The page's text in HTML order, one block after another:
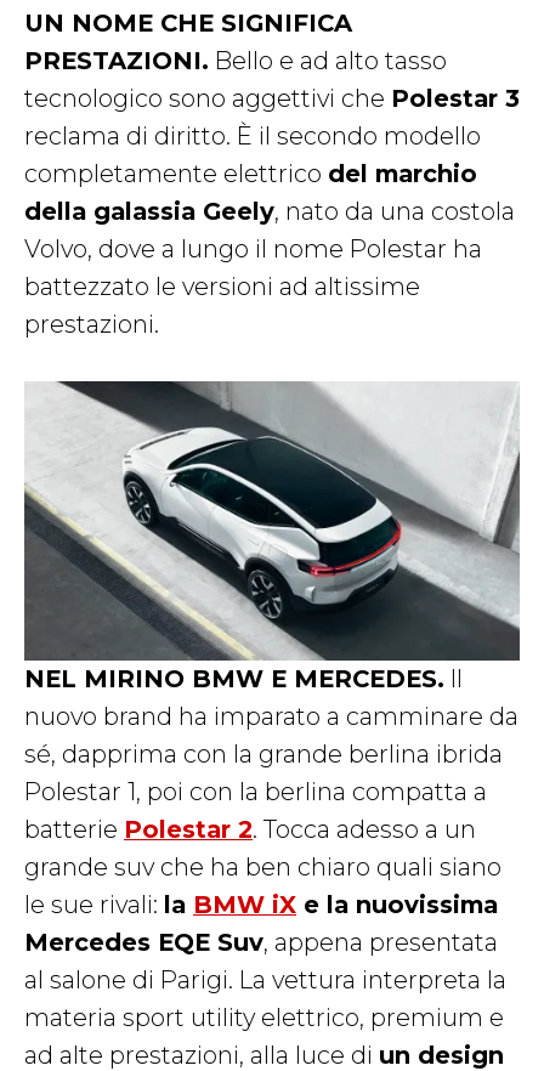
UN NOME CHE SIGNIFICA
PRESTAZIONI. Bello e ad alto tasso
tecnologico sono aggettivi che Polestar 3
reclama di diritto. È il secondo modello
completamente elettrico del marchio
della galassia Geely, nato da una costola
Volvo, dove a lungo il nome Polestar ha
battezzato le versioni ad altissime
prestazioni.
NEL MIRINO BMW E MERCEDES. Il
nuovo brand ha imparato a camminare da
sé, dapprima con la grande berlina ibrida
Polestar 1, poi con la berlina compatta a
batterie Polestar 2. Tocca adesso a un
grande suv che ha ben chiaro quali siano
le sue rivali: la BMW iX e la nuovissima
Mercedes EQE Suv, appena presentata
al salone di Parigi. La vettura interpreta la
materia sport utility elettrico, premium e
ad alte prestazioni, alla luce di un design